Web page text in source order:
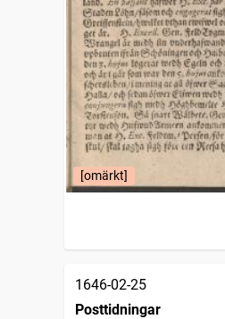
[omärkt]
1646-02-25
Posttidningar